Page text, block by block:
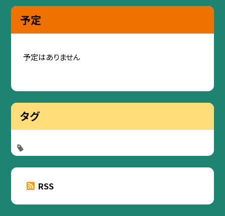
予定
予定はありません
タグ
RSS